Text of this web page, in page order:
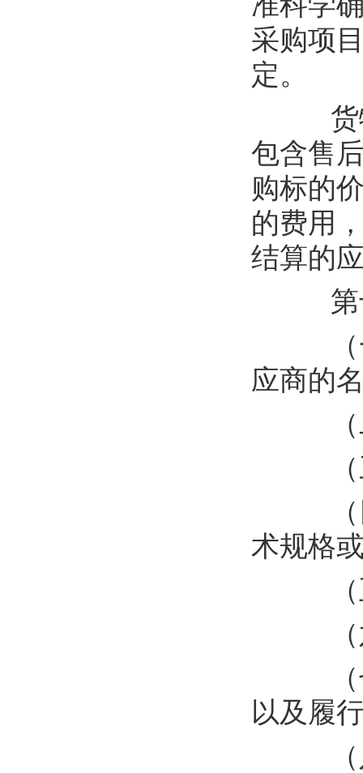
采购项
定。
包含售
购标的
的费用
结算的
应商的
术规格
以及履